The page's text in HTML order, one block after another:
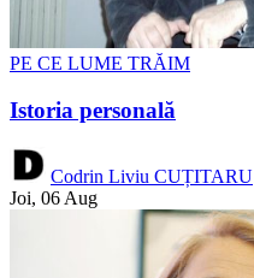
PE CE LUME TRĂIM
Istoria personală
Codrin Liviu CUȚITARU
Joi, 06 Aug